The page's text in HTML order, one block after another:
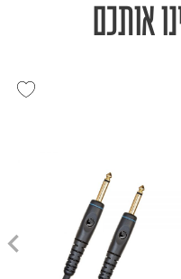
אותכם